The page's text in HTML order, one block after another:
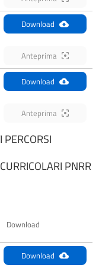
Download
Anteprima
Download
Anteprima
PNRR
Download
Download